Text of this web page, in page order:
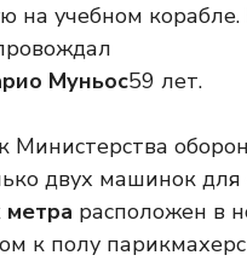
на учебном
Муньос59 лет.
двух машинок для
метра расположен в
к полу